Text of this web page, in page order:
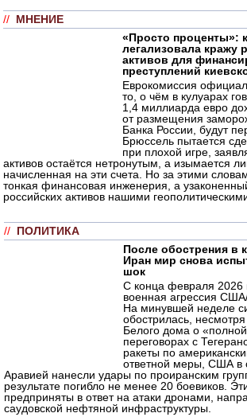
// МНЕНИЕ
«Просто проценты»:
легализовала кражу
активов для
преступлений
Еврокомиссия
то, о чём в кулуарах
1,4 миллиарда евро
от размещения
Банка России, будут
Брюссель пытается
при плохой игре,
активов остаётся нетронутым, а изымается
начисленная на эти счета. Но за этими
тонкая финансовая инженерия, а
российских активов нашими
// ПОЛИТИКА
После обострения в
Иран мир снова
шок
С конца февраля 2026
военная агрессия
На минувшей неделе
обострилась,
Белого дома о
переговорах с
ракеты по
ответной меры, США в
Аравией нанесли удары по проиранским
результате погибло не менее 20 боевиков.
предприняты в ответ на атаки дронами,
саудовской нефтяной инфраструктуры.